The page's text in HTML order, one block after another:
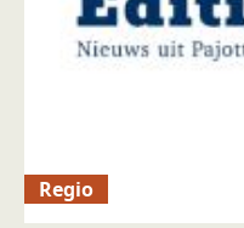
Regio